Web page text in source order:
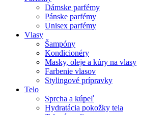
Dámske parfémy
Pánske parfémy
Unisex parfémy
Vlasy
Šampóny
Kondicionéry
Masky, oleje a kúry na vlasy
Farbenie vlasov
Stylingové prípravky
Telo
Sprcha a kúpeľ
Hydratácia pokožky tela